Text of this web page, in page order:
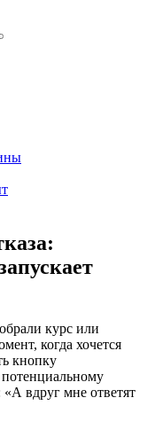
курс или
когда хочется
кнопку
вдруг мне ответят